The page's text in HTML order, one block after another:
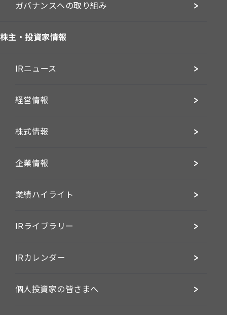
ガバナンスへの取り組み
株主・投資家情報
IRニュース
経営情報
株式情報
企業情報
業績ハイライト
IRライブラリー
IRカレンダー
個人投資家の皆さまへ